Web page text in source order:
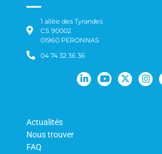
1 allée des Tyrandes
CS 90002
01960 PERONNAS
04 74 32 36 36
Actualités
Nous trouver
FAQ